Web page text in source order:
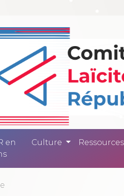
en
Culture Ressources